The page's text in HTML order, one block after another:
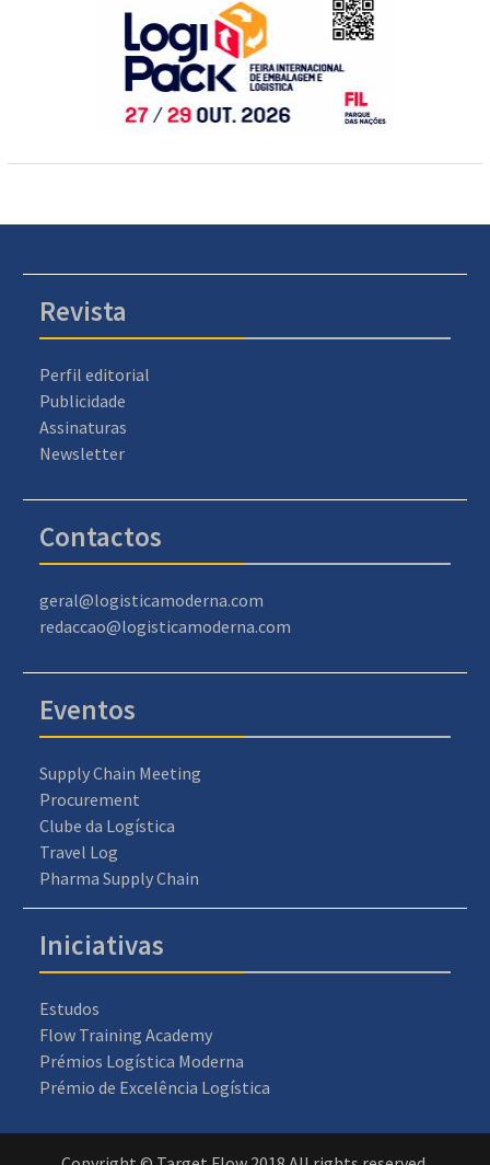
Revista
Perfil editorial
Publicidade
Assinaturas
Newsletter
Contactos
geral@logisticamoderna.com
redaccao@logisticamoderna.com
Eventos
Supply Chain Meeting
Procurement
Clube da Logística
Travel Log
Pharma Supply Chain
Iniciativas
Estudos
Flow Training Academy
Prémios Logística Moderna
Prémio de Excelência Logística